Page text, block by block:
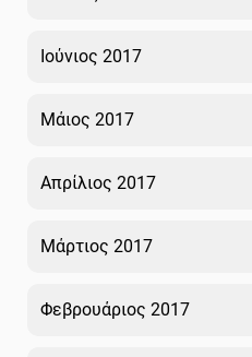
Ιούνιος 2017
Μάιος 2017
Απρίλιος 2017
Μάρτιος 2017
Φεβρουάριος 2017